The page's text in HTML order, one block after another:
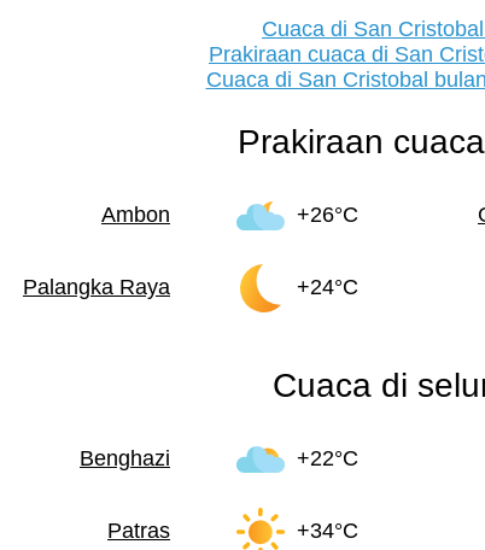
Cuaca di San
Prakiraan cuaca di San
Cuaca di San Cristobal
Prakiraan
Ambon +26°C
Palangka Raya +24°C
Cuaca di
Benghazi +22°C
Patras +34°C